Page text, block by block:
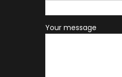
Your message